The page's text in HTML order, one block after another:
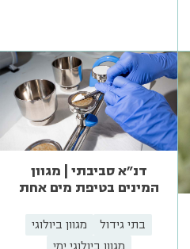
דנ"א סביבתי | מגוון
המינים בטיפת מים אחת
בתי גידול
מגוון ביולוגי